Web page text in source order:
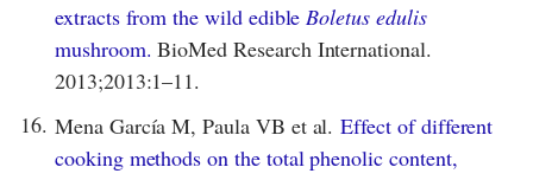
extracts from the wild edible Boletus edulis
mushroom. BioMed Research International.
2013;2013:1–11.
16. Mena García M, Paula VB et al.Effect of different
cooking methods on the total phenolic content,